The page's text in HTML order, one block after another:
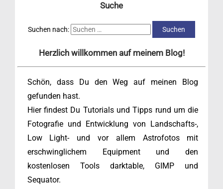
Suche
Suchen nach:
Herzlich willkommen auf meinem Blog!
Schön, dass Du den Weg auf meinen Blog
gefunden hast.
Hier findest Du Tutorials und Tipps rund um die
Fotografie und Entwicklung von Landschafts-,
Low Light- und vor allem Astrofotos mit
erschwinglichem Equipment und den
kostenlosen Tools darktable, GIMP und
Sequator.